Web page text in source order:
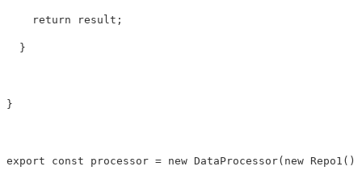
    return result;
  }
}
export const processor = new DataProcessor(new